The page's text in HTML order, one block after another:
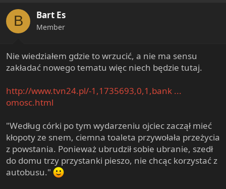
B Bart Es
Member
Nie wiedziałem gdzie to wrzucić, a nie ma sensu
zakładać nowego tematu więc niech będzie tutaj.
http://www.tvn24.pl/-1,1735693,0,1,bank ...
omosc.html
"Według córki po tym wydarzeniu ojciec zaczął mieć
kłopoty ze snem, ciemna toaleta przywołała przeżycia
z powstania. Ponieważ ubrudził sobie ubranie, szedł
do domu trzy przystanki pieszo, nie chcąc korzystać z
autobusu."